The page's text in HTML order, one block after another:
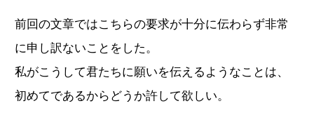
前回の文章ではこちらの要求が十分に伝わらず非常
に申し訳ないことをした。
私がこうして君たちに願いを伝えるようなことは、
初めてであるからどうか許して欲しい。